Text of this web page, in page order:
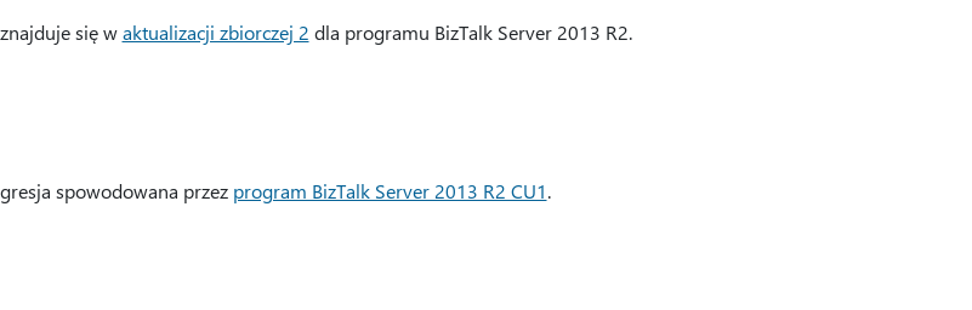
się waktualizacji zbiorczej 2 dla programu BizTalk Server 2013 R2.
spowodowana przez program BizTalk Server 2013 R2 CU1.